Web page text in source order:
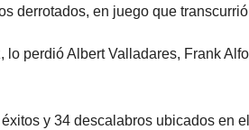
derrotados, en juego que
perdió Albert Valladares, Frank
y 34 descalabros ubicados en